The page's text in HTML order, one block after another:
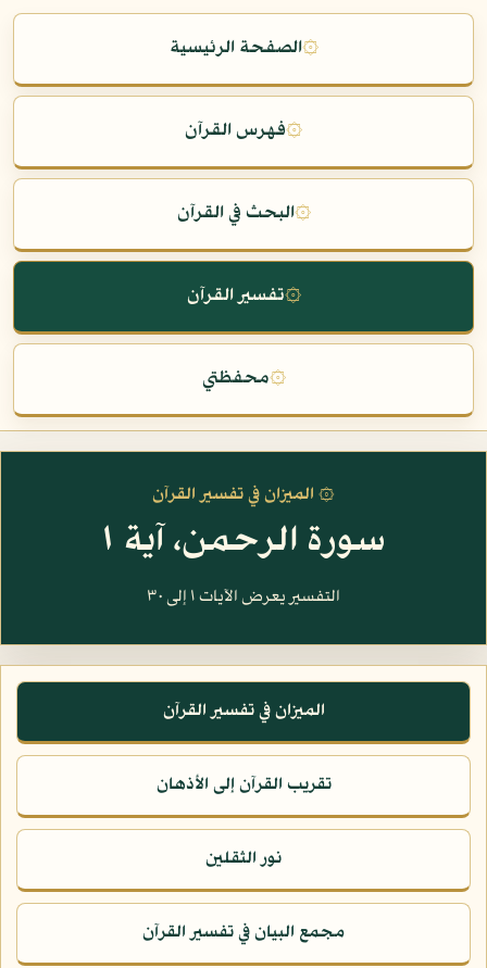
۞الصفحة الرئيسية
۞فهرس القرآن
۞البحث في القرآن
۞تفسير القرآن
۞محفظتي
۞ الميزان في تفسير القرآن
سورة الرحمن، آية ١
التفسير يعرض الآيات ١ إلى ٣٠
الميزان في تفسير القرآن
تقريب القرآن إلى الأذهان
نور الثقلين
مجمع البيان في تفسير القرآن